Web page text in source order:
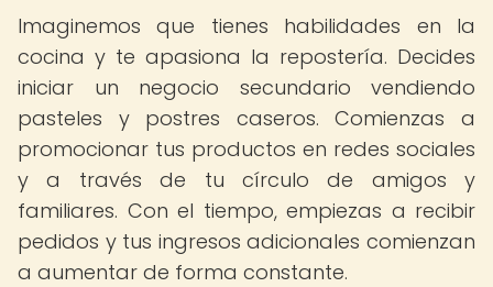
Imaginemos que tienes habilidades en la
cocina y te apasiona la repostería. Decides
iniciar un negocio secundario vendiendo
pasteles y postres caseros. Comienzas a
promocionar tus productos en redes sociales
y a través de tu círculo de amigos y
familiares. Con el tiempo, empiezas a recibir
pedidos y tus ingresos adicionales comienzan
a aumentar de forma constante.